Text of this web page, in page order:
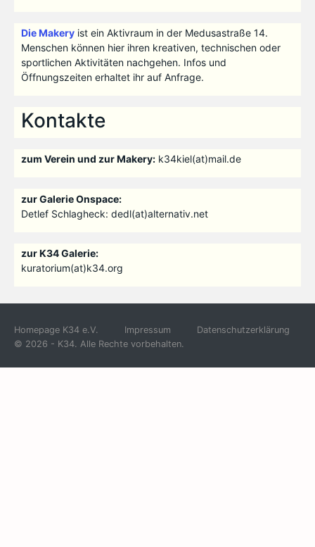
Die Makeryist ein Aktivraum in der Medusastraße 14.
Menschen können hier ihren kreativen, technischen oder
sportlichen Aktivitäten nachgehen. Infos und
Öffnungszeiten erhaltet ihr auf Anfrage.
Kontakte
zum Verein und zur Makery:k34kiel(at)mail.de
zur Galerie Onspace:
Detlef Schlagheck: dedl(at)alternativ.net
zur K34 Galerie:
kuratorium(at)k34.org
Homepage K34 e.V. Impressum
Datenschutzerklärung
© 2026 - K34. Alle Rechte vorbehalten.